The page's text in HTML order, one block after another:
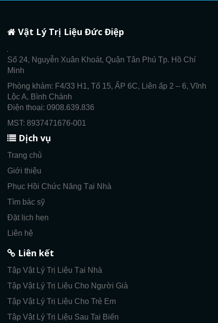
Vật Lý Trị Liệu Đức Điệp
Số 24, Nguyễn Xuân Khoát, Quận Tân Phú Tp. Hồ Chí
Minh
Phòng khám: F4/33 H1, Tổ 15, ẤP 6C, Liên ấp 2 – 6, Vĩnh
Lộc A, Bình Chánh
Điện thoại: 0908.639.836
MST: 8937471676-001
Dịch vụ
Trang chủ
Giới thiệu
Phục Hồi Chức Năng Tại Nhà
Tìm bác sỹ
Đặt lịch hẹn
Liên hệ
Liên kết
Tập Vật Lý Trị Liệu Tại Nhà
Tập Vật Lý Trị Liệu Cho Người Già
Tập Vật Lý Trị Liệu Cho Trẻ Em
Tập Vật Lý Trị Liệu Sau Tai Biến